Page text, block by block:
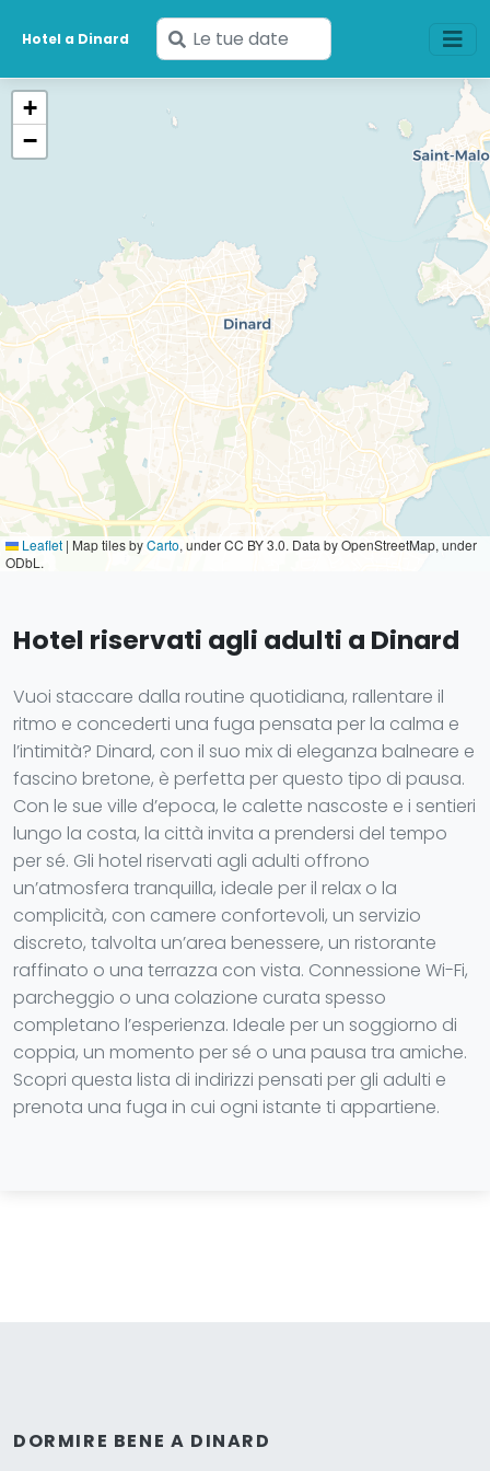
Hotel a Dinard
Inserisci
le
+
−
Leaflet | Map tiles byCarto, under CC BY 3.0. Data by OpenStreetMap, under
ODbL.
Hotel riservati agli adulti a Dinard
Vuoi staccare dalla routine quotidiana, rallentare il
ritmo e concederti una fuga pensata per la calma e
l’intimità? Dinard, con il suo mix di eleganza balneare e
fascino bretone, è perfetta per questo tipo di pausa.
Con le sue ville d’epoca, le calette nascoste e i sentieri
lungo la costa, la città invita a prendersi del tempo
per sé. Gli hotel riservati agli adulti offrono
un’atmosfera tranquilla, ideale per il relax o la
complicità, con camere confortevoli, un servizio
discreto, talvolta un’area benessere, un ristorante
raffinato o una terrazza con vista. Connessione Wi-Fi,
parcheggio o una colazione curata spesso
completano l’esperienza. Ideale per un soggiorno di
coppia, un momento per sé o una pausa tra amiche.
Scopri questa lista di indirizzi pensati per gli adulti e
prenota una fuga in cui ogni istante ti appartiene.
DORMIRE BENE A DINARD